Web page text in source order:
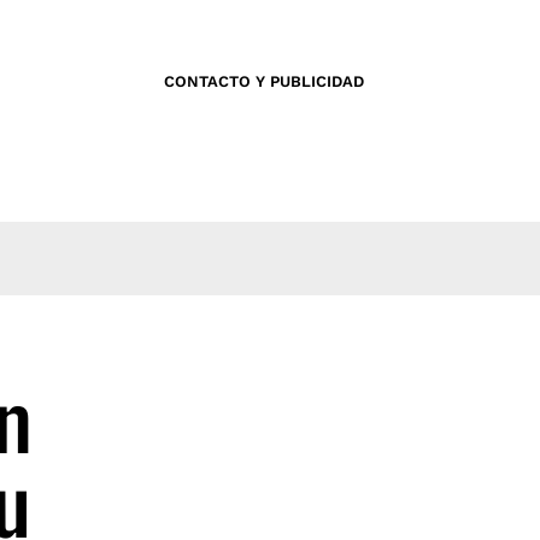
CONTACTO Y PUBLICIDAD